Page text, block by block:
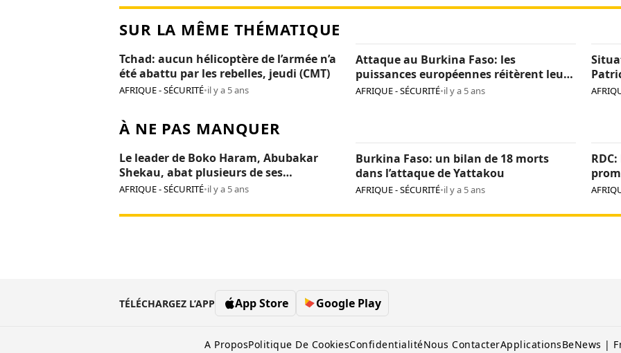
SUR LA MÊME THÉMATIQUE
Tchad: aucun hélicoptère de l’armée n’a
été abattu par les rebelles, jeudi (CMT)
AFRIQUE - SÉCURITÉ•il y a 5 ans
Attaque au Burkina Faso: les
puissances européennes réitèrent leur
détermination face au terrorisme
AFRIQUE - SÉCURITÉ•il y a 5 ans
À NE PAS MANQUER
Le leader de Boko Haram, Abubakar
Shekau, abat plusieurs de ses
commandants
AFRIQUE - SÉCURITÉ•il y a 5 ans
Burkina Faso: un bilan de 18 morts
dans l’attaque de Yattakou
AFRIQUE - SÉCURITÉ•il y a 5 ans
TÉLÉCHARGEZ L’APP App Store Google Play
A ProposPolitique De CookiesConfidentialitéNous ContacterApplicationsBeNews |